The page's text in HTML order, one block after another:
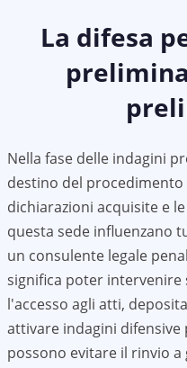
La difesa
Nella fase delle indagini
destino del
dichiarazioni acquisite e
questa sede influenzano
un consulente legale
significa poter
l'accesso agli atti,
attivare indagini
possono evitare il rinvio